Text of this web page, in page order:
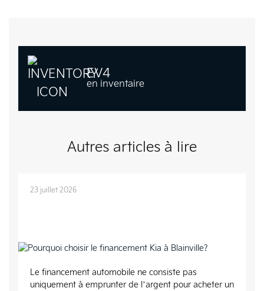
EV4
en inventaire
Autres articles à lire
23 juillet 2026
Le financement automobile ne consiste pas
uniquement à emprunter de l’argent pour acheter un